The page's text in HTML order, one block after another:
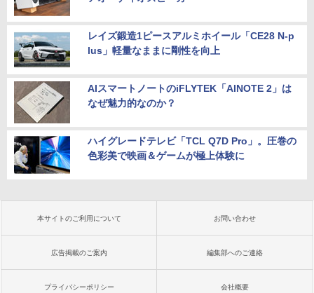
レイズ鍛造1ピースアルミホイール「CE28 N-p
lus」軽量なままに剛性を向上
AIスマートノートのiFLYTEK「AINOTE 2」は
なぜ魅力的なのか？
ハイグレードテレビ「TCL Q7D Pro」。圧巻の
色彩美で映画＆ゲームが極上体験に
本サイトのご利用について お問い合わせ
広告掲載のご案内 編集部へのご連絡
プライバシーポリシー 会社概要